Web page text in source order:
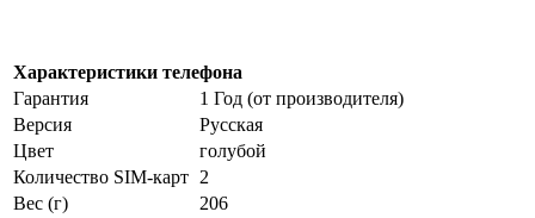
Характеристики телефона
Гарантия
1 Год (от производителя)
Версия
Русская
Цвет
голубой
Количество SIM-карт 2
Вес (г)
206